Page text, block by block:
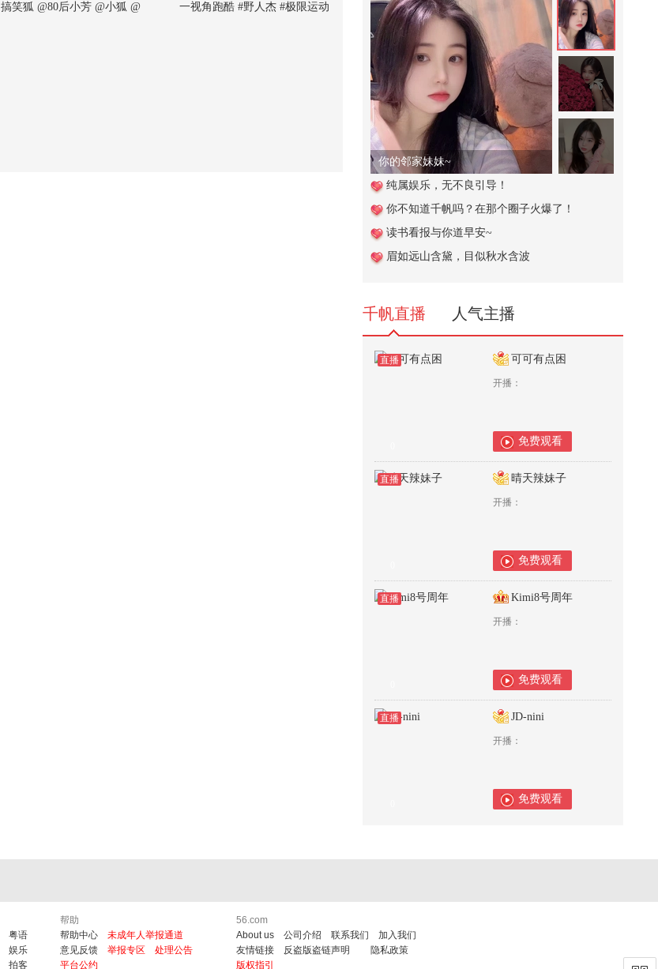
690
谁懂青春期的男生有多能吃@搞笑
狐 @80后小芳 @小狐 @张朝阳
797
活力满满的课堂！bb班的课堂vlog:
-）#顶尖舞者 #2026关注流国风舞...
137
阻止餐厅不文明行为 #小游戏
239
老钱班 # 侯绿萝# 脉动运...
你的邻家妹妹~
纯属娱乐，无不良引导！
你不知道千帆吗？在那个圈子火爆了！
读书看报与你道早安~
眉如远山含黛，目似秋水含波
千帆直播 人气主播
直播 可可有点困
开播：
免费观看
直播 晴天辣妹子
开播：
免费观看
直播 Kimi8号周年
开播：
免费观看
直播 JD-nini
开播：
免费观看
搞笑狐 @80后小芳 @小狐 @
一视角跑酷 #野人杰 #极限运动
粤语
娱乐
拍客
帮助
帮助中心
未成年人举报通道
意见反馈
举报专区
处理公告
平台公约
56.com
About us
公司介绍 联系我们
加入我们
友情链接
反盗版盗链声明
隐私政策
版权指引